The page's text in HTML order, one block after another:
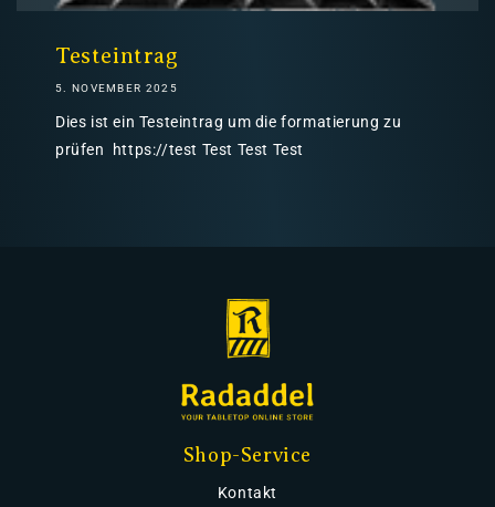
Testeintrag
5. NOVEMBER 2025
Dies ist ein Testeintrag um die formatierung zu
prüfen https://test Test Test Test
Shop-Service
Kontakt